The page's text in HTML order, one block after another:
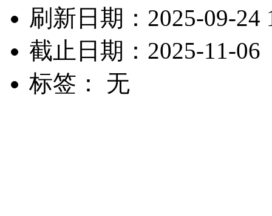
刷新日期：2025-09-24
截止日期：2025-11-06
标签： 无